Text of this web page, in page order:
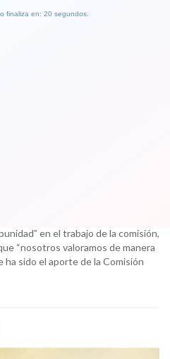
en el trabajo de la comisión,
“nosotros valoramos de manera
ha sido el aporte de la Comisión
finaliza en: 19 segundos.